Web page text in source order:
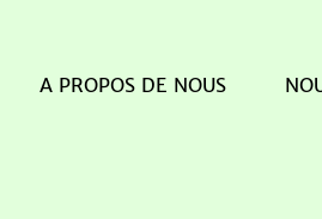
A PROPOS DE NOUS